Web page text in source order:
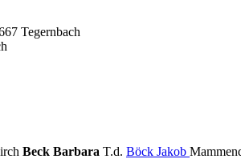
Tegernbach
Beck Barbara T.d. Böck Jakob